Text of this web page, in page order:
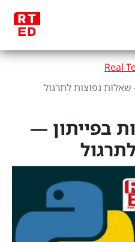
שאלות נפוצות לתרגול
בפייתון —